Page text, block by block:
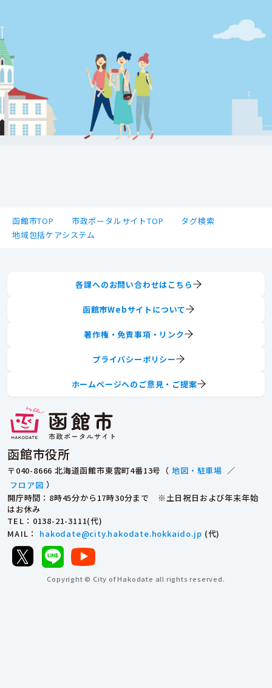
函館市TOP 市政ポータルサイトTOP
タグ検索
地域包括ケアシステム
函館市役所
〒040-8666 北海道函館市東雲町4番13号（ 地図・駐車場 ／
フロア図 ）
開庁時間：8時45分から17時30分まで ※土日祝日および年末年始
はお休み
TEL ：0138-21-3111(代)
MAIL ： hakodate@city.hakodate.hokkaido.jp (代)
各課へのお問い合わせはこちら
函館市Webサイトについて
著作権・免責事項・リンク
プライバシーポリシー
ホームページへのご意見・ご提案
Copyright © City of Hakodate all rights reserved.